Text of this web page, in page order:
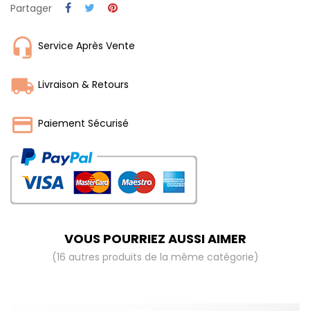
Partager
Service Après Vente
Livraison & Retours
Paiement Sécurisé
VOUS POURRIEZ AUSSI AIMER
(16 autres produits de la même catégorie)